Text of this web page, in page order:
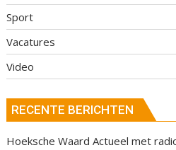
Sport
Vacatures
Video
RECENTE BERICHTEN
Hoeksche Waard Actueel met